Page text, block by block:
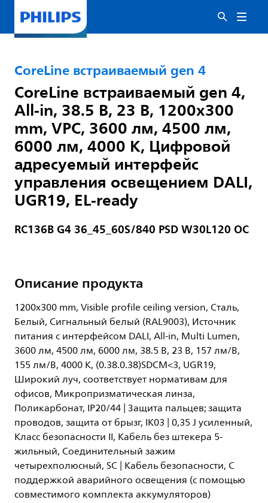
CoreLine встраиваемый gen 4
CoreLine встраиваемый gen 4,
All-in, 38.5 В, 23 В, 1200x300
mm, VPC, 3600 лм, 4500 лм,
6000 лм, 4000 K, Цифровой
адресуемый интерфейс
управления освещением DALI,
UGR19, EL-ready
RC136B G4 36_45_60S/840 PSD W30L120 OC
Описание продукта
1200x300 mm, Visible profile ceiling version, Сталь,
Белый, Сигнальный белый (RAL9003), Источник
питания с интерфейсом DALI, All-in, Multi Lumen,
3600 лм, 4500 лм, 6000 лм, 38.5 В, 23 В, 157 лм/В,
155 лм/В, 4000 K, (0.38.0.38)SDCM<3, UGR19,
Широкий луч, соответствует нормативам для
офисов, Микропризматическая линза,
Поликарбонат, IP20/44 | Защита пальцев; защита
проводов, защита от брызг, IK03 | 0,35 J усиленный,
Класс безопасности II, Кабель без штекера 5-
жильный, Соединительный зажим
четырехполюсный, SC | Кабель безопасности, С
поддержкой аварийного освещения (с помощью
совместимого комплекта аккумуляторов)